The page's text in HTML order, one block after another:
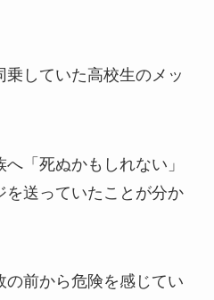
していた高校生のメッ
「死ぬかもしれない」
を送っていたことが分か
前から危険を感じてい